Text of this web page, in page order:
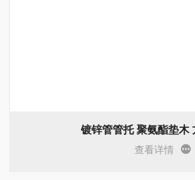
镀锌管管托 聚氨酯垫木
查看详情